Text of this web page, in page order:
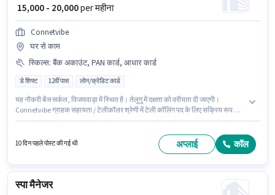
₹ 15,000 - 20,000per महीना
Connetvibe
घर से काम
स्किल्स: बैंक अकाउंट, PAN कार्ड, आधार कार्ड
डे शिफ्ट 12वीं पास लोन/क्रेडिट कार्ड
यह नौकरी बेंज सर्कल, विजयवाड़ा में स्थित है। तेलुगु में दक्षता को वरीयता दी जाएगी।
Connetvibe ग्राहक सहायता / टेलीकॉलर श्रेणी में टेली कॉलिंग पद के लिए सक्रिय रूप से
working प्रति सप्ताह है। इस पद के लिए Fixed सैलरी उपलब्ध है।
10 दिन पहले पोस्ट की गई थी अप्लाई कॉल
स्पा मैनेजर